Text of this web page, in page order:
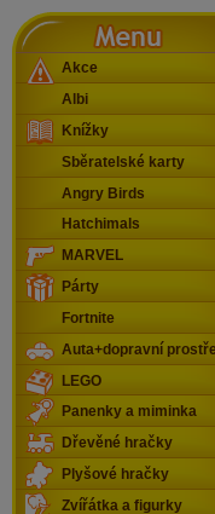
Menu
Akce
Albi
Knížky
Sběratelské karty
Angry Birds
Hatchimals
MARVEL
Párty
Fortnite
Auta+dopravní
LEGO
Panenky a miminka
Dřevěné hračky
Plyšové hračky
Zvířátka a figurky